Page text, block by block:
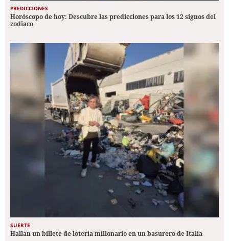
PREDICCIONES
Horóscopo de hoy: Descubre las predicciones para los 12 signos del
zodiaco
SUERTE
Hallan un billete de lotería millonario en un basurero de Italia